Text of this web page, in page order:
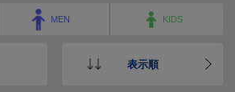
MEN KIDS
表示順